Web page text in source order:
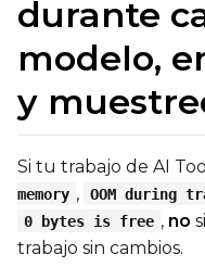
durante
modelo,
y
Si tu trabajo de AI
memory , OOM during
0 bytes is free , no
trabajo sin cambios.